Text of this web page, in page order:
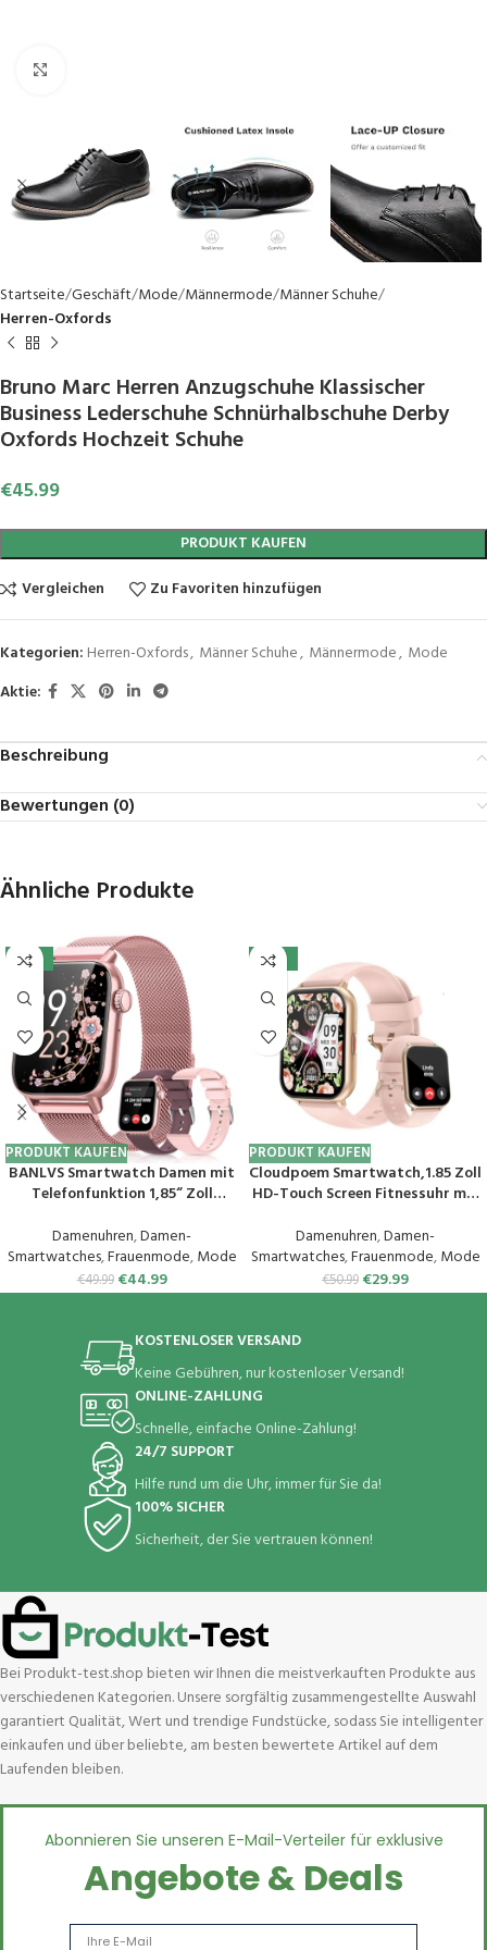
Startseite Geschäft Mode Männermode Männer Schuhe
Herren-Oxfords
Bruno Marc Herren Anzugschuhe Klassischer
Business Lederschuhe Schnürhalbschuhe Derby
Oxfords Hochzeit Schuhe
€45.99
PRODUKT KAUFEN
Vergleichen
Zu Favoriten hinzufügen
Kategorien: Herren-Oxfords, Männer Schuhe, Männermode, Mode
Aktie:
Beschreibung
Bewertungen (0)
Ähnliche Produkte
-10%
PRODUKT KAUFEN
BANLVS Smartwatch Damen mit
Telefonfunktion 1,85“ Zoll
Herzfrequenz, Schlafmonitor,
Menstruationszyklus, IP68
wasserdichte Sportuhr für iOS
und Android (Rosa)
Damenuhren,Damen-
Smartwatches,Frauenmode,Mode
€49.99 €44.99
-41%
PRODUKT KAUFEN
Cloudpoem Smartwatch,1.85 Zoll
HD-Touch Screen Fitnessuhr mit
Überwachung Pulsuhr
Schlafmonitor Schrittzähler Uhr
100+ Trainingsmodi Sportuhr
für Damen Herren Android iOS
Damenuhren,Damen-
Smartwatches,Frauenmode,Mode
€50.99 €29.99
KOSTENLOSER VERSAND
Keine Gebühren, nur kostenloser Versand!
ONLINE-ZAHLUNG
Schnelle, einfache Online-Zahlung!
24/7 SUPPORT
Hilfe rund um die Uhr, immer für Sie da!
100% SICHER
Sicherheit, der Sie vertrauen können!
Bei Produkt-test.shop bieten wir Ihnen die meistverkauften Produkte aus
verschiedenen Kategorien. Unsere sorgfältig zusammengestellte Auswahl
garantiert Qualität, Wert und trendige Fundstücke, sodass Sie intelligenter
einkaufen und über beliebte, am besten bewertete Artikel auf dem
Laufenden bleiben.
Abonnieren Sie unseren E-Mail-Verteiler für exklusive
Angebote & Deals